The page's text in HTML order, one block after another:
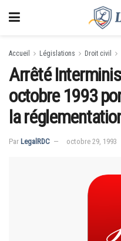
Accueil Législations Droit civil
Arrêté
octobre 1993
la
Par LegalRDC octobre 29, 1993